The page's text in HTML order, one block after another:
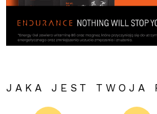
JAKA JEST TWOJA